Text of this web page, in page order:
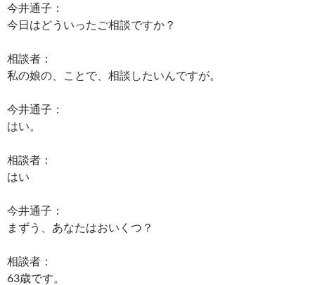
今井通子：
今日はどういったご相談ですか？
相談者：
私の娘の、ことで、相談したいんですが。
今井通子：
はい。
相談者：
はい
今井通子：
まずう、あなたはおいくつ？
相談者：
63歳です。